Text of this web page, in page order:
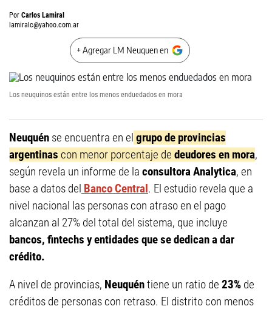
Por Carlos Lamiral
lamiralc@yahoo.com.ar
+ Agregar LM Neuquen en
Los neuquinos están entre los menos enduedados en mora
Neuquén se encuentra en el grupo de provincias
argentinas con menor porcentaje de deudores en mora,
según revela un informe de la consultora Analytica, en
base a datos del Banco Central. El estudio revela que a
nivel nacional las personas con atraso en el pago
alcanzan al 27% del total del sistema, que incluye
bancos, fintechs y entidades que se dedican a dar
crédito.
A nivel de provincias, Neuquéntiene un ratio de 23% de
créditos de personas con retraso. El distrito con menos